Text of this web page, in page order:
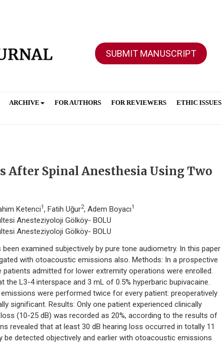
SUBMIT MANUSCRIPT
ARCHIVE FOR AUTHORS FOR REVIEWERS ETHIC ISSUES
After Spinal Anesthesia Using Two
Ketenci1 , Fatih Uğur2, Adem Boyacı1
Anesteziyoloji Gölköy- BOLU
Anesteziyoloji Gölköy- BOLU
examined subjectively by pure tone audiometry. In this paper
with otoacoustic emissions also. Methods: In a prospective
admitted for lower extremity operations were enrolled.
the L3-4 interspace and 3 mL of 0.5% hyperbaric bupivacaine.
were performed twice for every patient: preoperatively
significant. Results: Only one patient experienced clinically
(10-25 dB) was recorded as 20%, according to the results of
revealed that at least 30 dB hearing loss occurred in totally 11
detected objectively and earlier with otoacoustic emissions